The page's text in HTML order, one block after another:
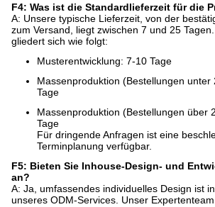
F4: Was ist die Standardlieferzeit für die
A: Unsere typische Lieferzeit, von der
zum Versand, liegt zwischen 7 und 25
gliedert sich wie folgt:
Musterentwicklung: 7-10 Tage
Massenproduktion (Bestellungen unter
Tage
Massenproduktion (Bestellungen über
Tage
Für dringende Anfragen ist eine
Terminplanung verfügbar.
F5: Bieten Sie Inhouse-Design- und
an?
A: Ja, umfassendes individuelles Design ist
unseres ODM-Services. Unser